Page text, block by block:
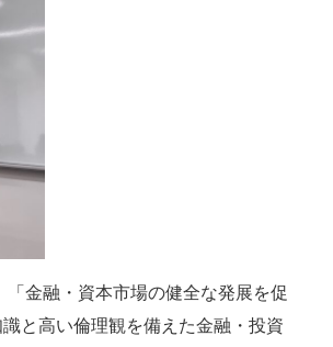
金融・資本市場の健全な発展を促
と高い倫理観を備えた金融・投資